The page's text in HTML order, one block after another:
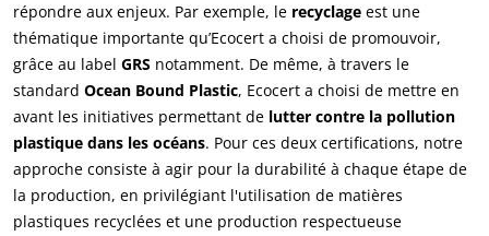
répondre aux enjeux. Par exemple, le recyclage est une
thématique importante qu’Ecocert a choisi de promouvoir,
grâce au label GRS notamment. De même, à travers le
standard Ocean Bound Plastic, Ecocert a choisi de mettre en
avant les initiatives permettant de lutter contre la pollution
plastique dans les océans. Pour ces deux certifications, notre
approche consiste à agir pour la durabilité à chaque étape de
la production, en privilégiant l'utilisation de matières
plastiques recyclées et une production respectueuse